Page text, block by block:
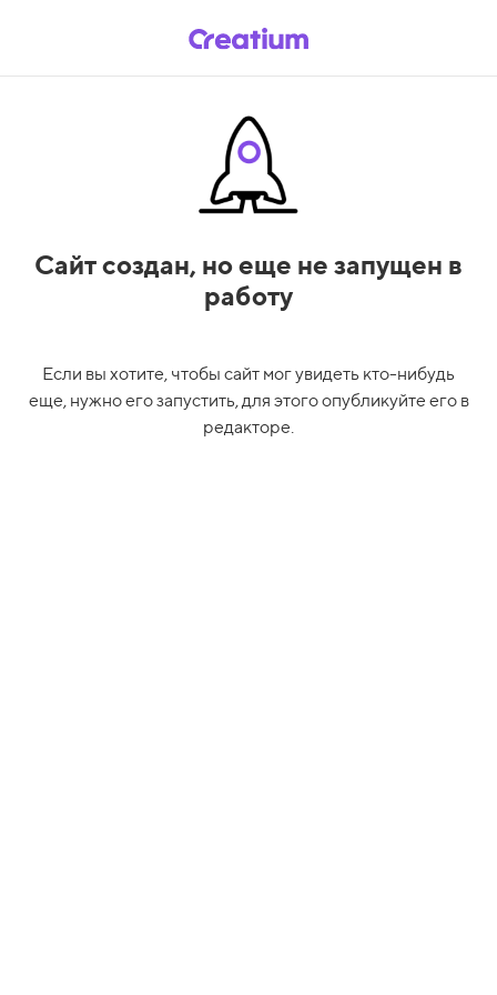
Сайт создан, но еще не запущен в
работу
Если вы хотите, чтобы сайт мог увидеть кто-нибудь
еще, нужно его запустить, для этого опубликуйте его в
редакторе.